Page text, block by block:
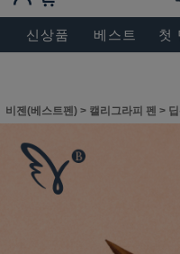
BESEN
신상품 베스트 첫
비젠(베스트펜) > 캘리그라피 펜 >